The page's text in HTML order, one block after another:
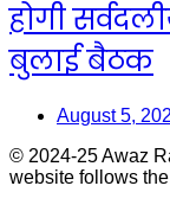
होगी
बुलाई बैठक
August 5,
© 2024-25 Awaz
website follows